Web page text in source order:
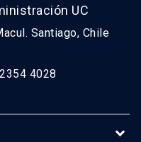
UC
Santiago, Chile
4028